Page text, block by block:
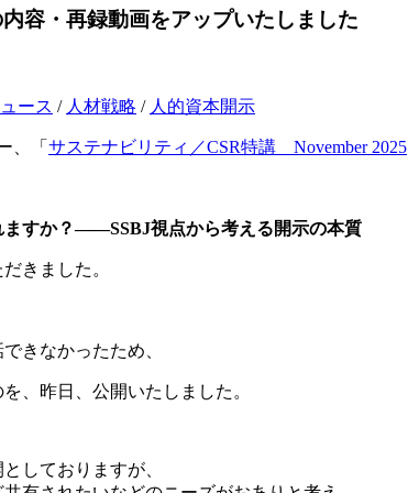
内容・再録動画をアップいたしました
ース / 人材戦略 / 人的資本開示
、「 サステナビリティ／CSR特講 November 2025
ますか？――SSBJ視点から考える開示の本質
きました。
きなかったため、
、昨日、公開いたしました。
しておりますが、